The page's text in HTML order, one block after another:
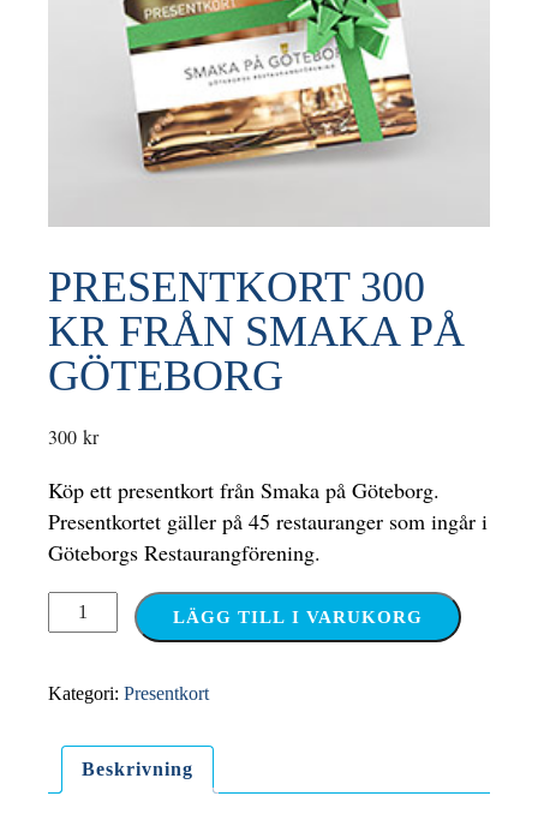
PRESENTKORT 300
KR FRÅN SMAKA PÅ
GÖTEBORG
300 kr
Köp ett presentkort från Smaka på Göteborg.
Presentkortet gäller på 45 restauranger som ingår i
Göteborgs Restaurangförening.
PRESENTKORT
300
FRÅN
SMAKA
GÖTEBORG
mängd
LÄGG TILL I VARUKORG
Kategori: Presentkort
Beskrivning